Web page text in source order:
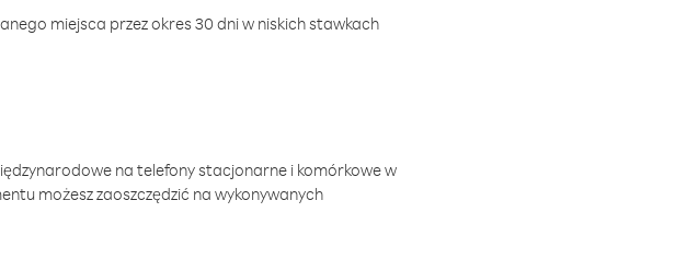
miejsca przez okres 30 dni w niskich stawkach
na telefony stacjonarne i komórkowe w
możesz zaoszczędzić na wykonywanych